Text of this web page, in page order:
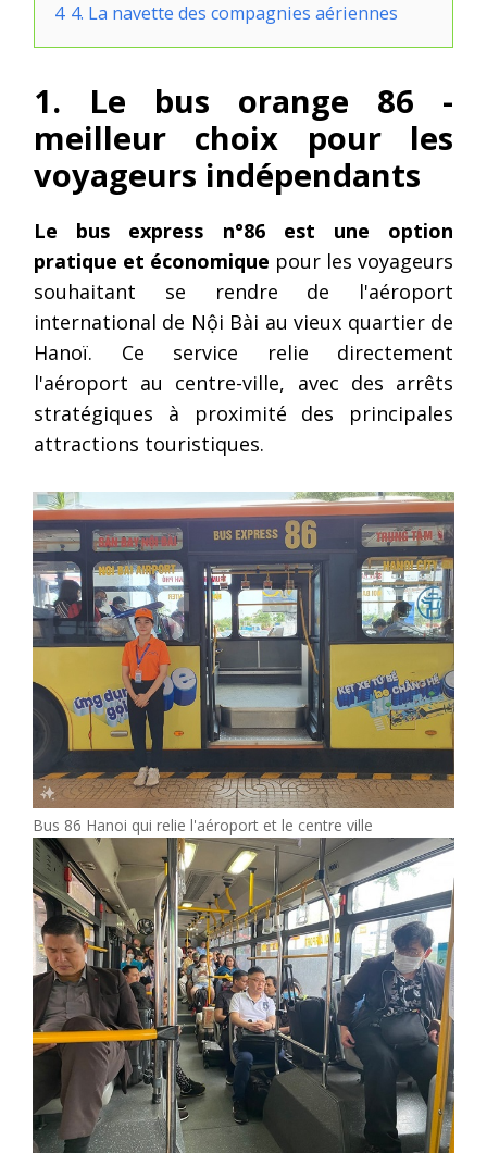
4 4. La navette des compagnies aériennes
1. Le bus orange 86 -
meilleur choix pour les
voyageurs indépendants
Le bus express n°86 est une option
pratique et économique pour les voyageurs
souhaitant se rendre de l'aéroport
international de Nội Bài au vieux quartier de
Hanoï. Ce service relie directement
l'aéroport au centre-ville, avec des arrêts
stratégiques à proximité des principales
attractions touristiques.
Bus 86 Hanoi qui relie l'aéroport et le centre ville